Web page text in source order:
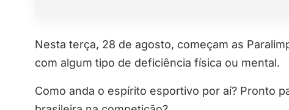
Nesta terça, 28 de agosto, começam as
com algum tipo de deficiência física ou mental.
Como anda o espírito esportivo por aí? Pronto